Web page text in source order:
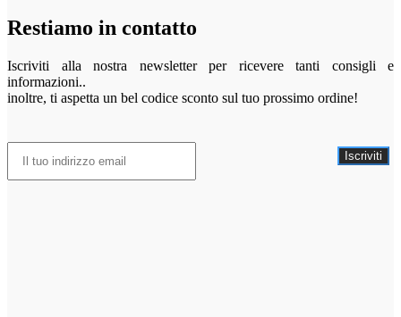
Restiamo in contatto
Iscriviti alla nostra newsletter per ricevere tanti consigli e
informazioni..
inoltre, ti aspetta un bel codice sconto sul tuo prossimo ordine!
Iscriviti